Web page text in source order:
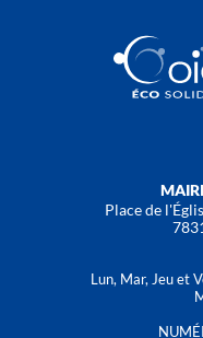
Place de
Lun, Mar, Jeu et